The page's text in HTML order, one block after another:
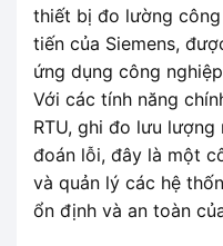
thiết bị đo lường
tiến của Siemens,
ứng dụng công
Với các tính năng
RTU, ghi đo lưu
đoán lỗi, đây là một
và quản lý các hệ
ổn định và an toàn